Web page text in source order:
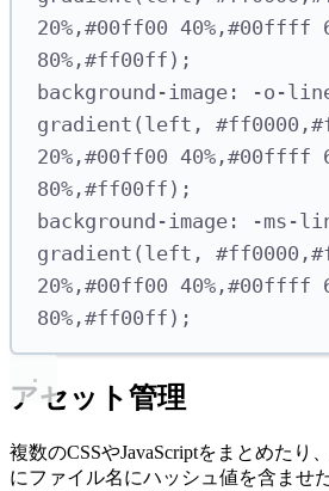
20% ,#00ff00 40% ,#00ffff
80% ,#ff00ff );
background-image: -o-
gradient(left , #ff0000 ,#
20% ,#00ff00 40% ,#00ffff
80% ,#ff00ff );
background-image: -ms-
gradient(left , #ff0000 ,#
20% ,#00ff00 40% ,#00ffff
80% ,#ff00ff );
アセット管理
複数のCSSやJavaScriptをまとめたり
にファイル名にハッシュ値を含ませ